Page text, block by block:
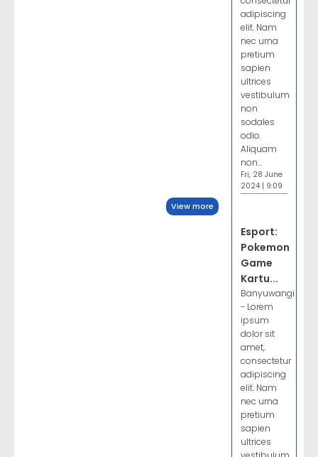
View more
adipiscing
elit. Nam
nec urna
pretium
sapien
ultrices
vestibulum
non
sodales
odio.
Aliquam
non...
Fri, 28 June
2024 | 9:09
Esport:
Pokemon
Game
Kartu...
Banyuwangi
- Lorem
ipsum
dolor sit
amet,
consectetur
adipiscing
elit. Nam
nec urna
pretium
sapien
ultrices